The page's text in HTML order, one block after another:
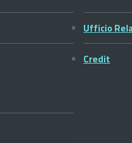
Ufficio
Credit